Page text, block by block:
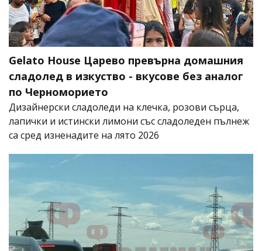
Gelato House Царево превърна домашния
сладолед в изкуство - вкусове без аналог
по Черноморието
Дизайнерски сладоледи на клечка, розови сърца,
лапички и истински лимони със сладоледен пълнеж
са сред изненадите на лято 2026